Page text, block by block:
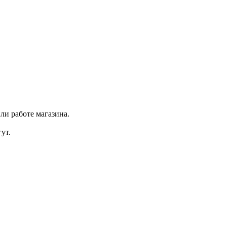
работе магазина.